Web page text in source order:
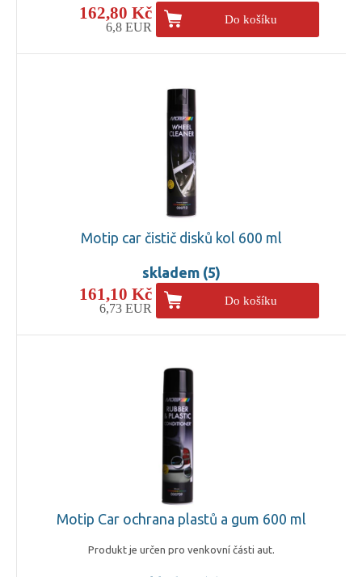
162,80 Kč
6,8 EUR
Do košíku
Motip car čistič disků kol 600 ml
skladem (5)
161,10 Kč
6,73 EUR
Do košíku
Motip Car ochrana plastů a gum 600 ml
Produkt je určen pro venkovní části aut.